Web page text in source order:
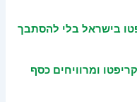
בישראל בלי להסתבך
ומרוויחים כסף